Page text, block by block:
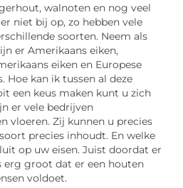
walnoten en nog veel
niet bij op, zo hebben vele
soorten. Neem als
er Amerikaans eiken,
eiken en Europese
Hoe kan ik tussen al deze
een keus maken kunt u zich
er vele bedrijven
vloeren. Zij kunnen u precies
precies inhoudt. En welke
op uw eisen. Juist doordat er
erg groot dat er een houten
voldoet.